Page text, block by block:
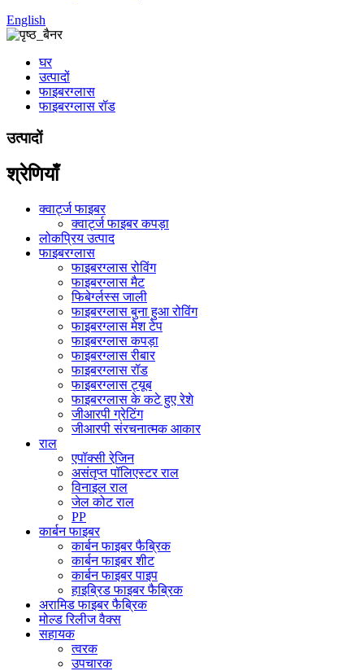
English
घर
उत्पादों
फाइबरग्लास
फाइबरग्लास रॉड
उत्पादों
श्रेणियाँ
क्वार्ट्ज फाइबर
क्वार्ट्ज फाइबर कपड़ा
लोकप्रिय उत्पाद
फाइबरग्लास
फाइबरग्लास रोविंग
फाइबरग्लास मैट
फिबेर्ग्लस्स जाली
फाइबरग्लास बुना हुआ रोविंग
फाइबरग्लास मेश टेप
फाइबरग्लास कपड़ा
फाइबरग्लास रीबार
फाइबरग्लास रॉड
फाइबरग्लास ट्यूब
फाइबरग्लास के कटे हुए रेशे
जीआरपी ग्रेटिंग
जीआरपी संरचनात्मक आकार
राल
एपॉक्सी रेजि़न
असंतृप्त पॉलिएस्टर राल
विनाइल राल
जेल कोट राल
PP
कार्बन फाइबर
कार्बन फाइबर फैब्रिक
कार्बन फाइबर शीट
कार्बन फाइबर पाइप
हाइब्रिड फाइबर फैब्रिक
अरामिड फाइबर फैब्रिक
मोल्ड रिलीज वैक्स
सहायक
त्वरक
उपचारक